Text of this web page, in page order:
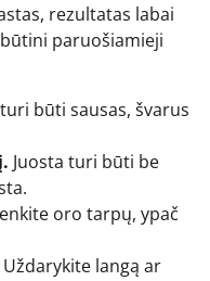
rezultatas labai
paruošiamieji
turi būti sausas, švarus
Juosta turi būti be
oro tarpų, ypač
Uždarykite langą ar